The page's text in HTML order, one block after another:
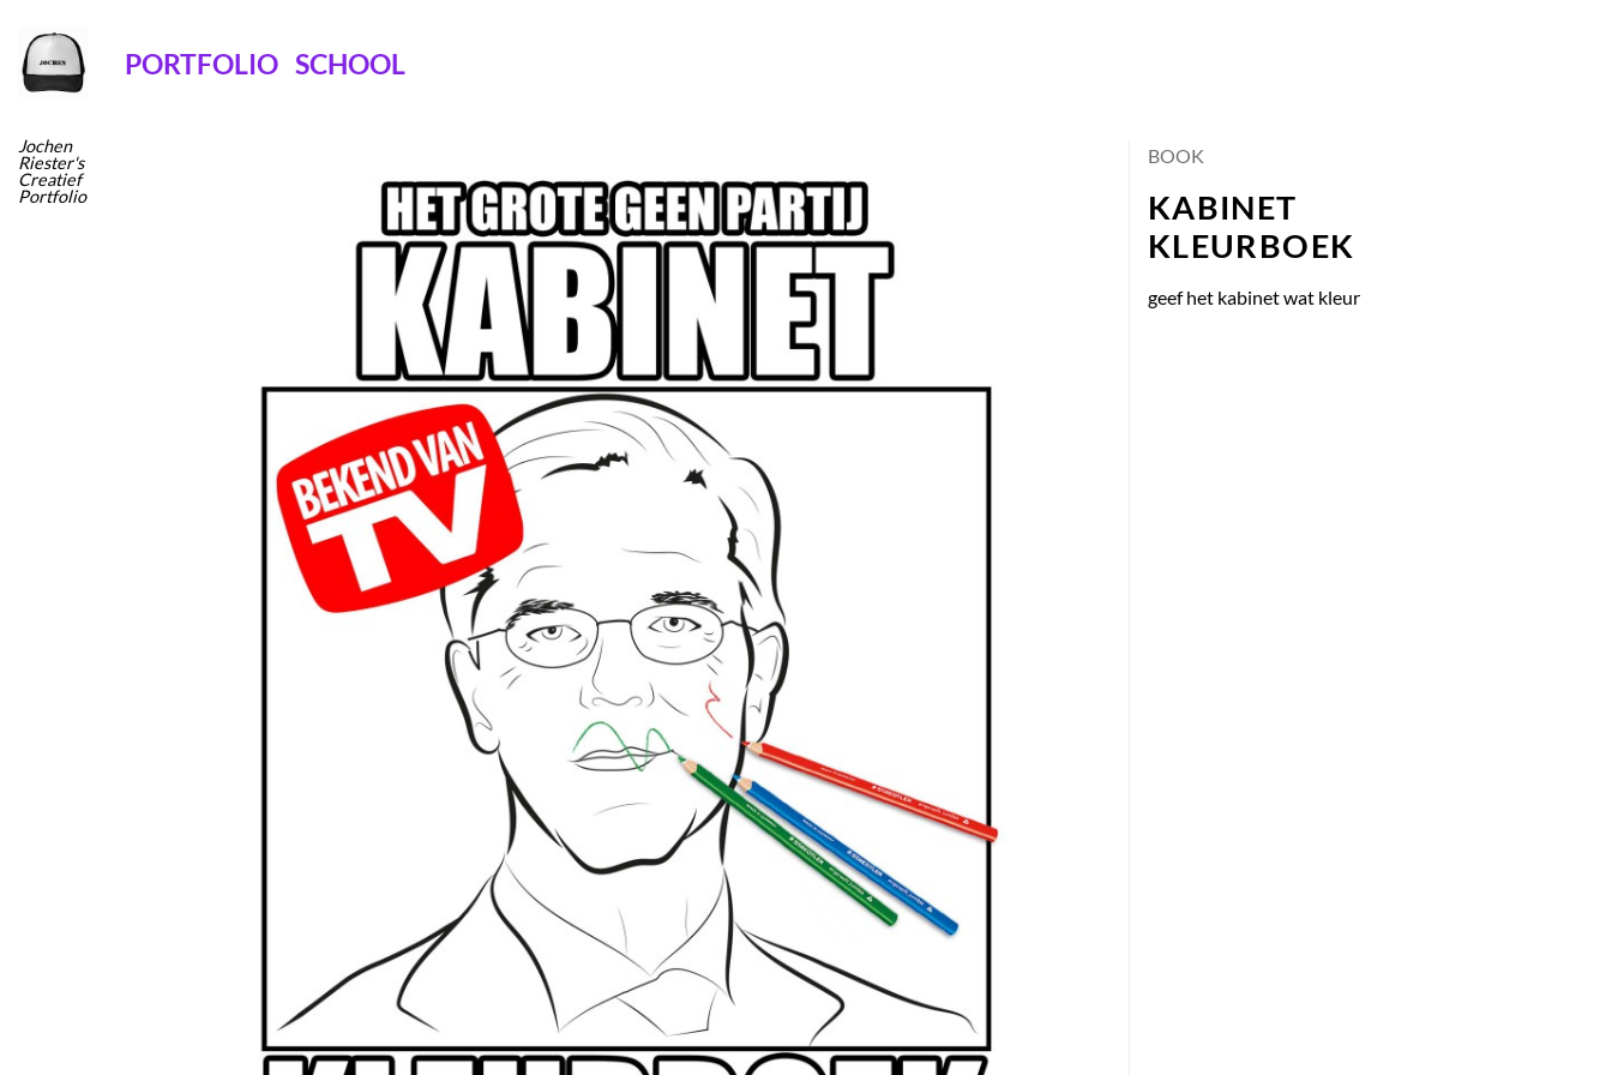
naar
inhoud
Jochen
Riester's
Creatief
Portfolio
PORTFOLIO SCHOOL
BOOK
KABINET
KLEURBOEK
geef het kabinet wat kleur